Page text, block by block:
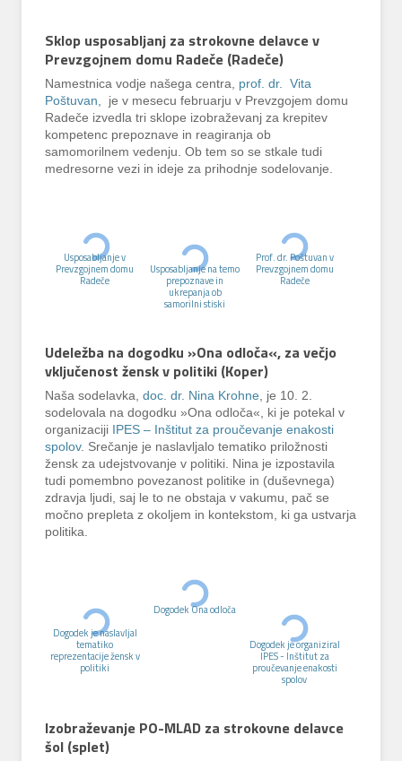
Sklop usposabljanj za strokovne delavce v
Prevzgojnem domu Radeče (Radeče)
Namestnica vodje našega centra, prof. dr. Vita
Poštuvan , je v mesecu februarju v Prevzgojem domu
Radeče izvedla tri sklope izobraževanj za krepitev
kompetenc prepoznave in reagiranja ob
samomorilnem vedenju. Ob tem so se stkale tudi
medresorne vezi in ideje za prihodnje sodelovanje.
Usposabljanje v
Prevzgojnem domu
Radeče
Usposabljanje na temo
prepoznave in
ukrepanja ob
samorilni stiski
Prof. dr. Poštuvan v
Prevzgojnem domu
Radeče
Udeležba na dogodku »Ona odloča«, za večjo
vključenost žensk v politiki (Koper)
Naša sodelavka,doc. dr. Nina Krohne , je 10. 2.
sodelovala na dogodku »Ona odloča«, ki je potekal v
organizaciji
IPES – Inštitut za proučevanje enakosti
spolov. Srečanje je naslavljalo tematiko priložnosti
žensk za udejstvovanje v politiki. Nina je izpostavila
tudi pomembno povezanost politike in (duševnega)
zdravja ljudi, saj le to ne obstaja v vakumu, pač se
močno prepleta z okoljem in kontekstom, ki ga ustvarja
politika.
Dogodek je naslavljal
tematiko
reprezentacije žensk v
politiki
Dogodek Ona odloča
Dogodek je organiziral
IPES - Inštitut za
proučevanje enakosti
spolov
Izobraževanje PO-MLAD za strokovne delavce
šol (splet)